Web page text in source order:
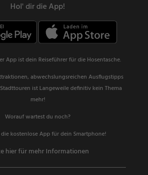
Hol' dir die App!
App ist dein Reiseführer für die Hosentasche.
abwechslungsreichen Ausflugstipps
ist Langeweile definitiv kein Thema
mehr!
Worauf wartest du noch?
kostenlose App für dein Smartphone!
hier für mehr Informationen